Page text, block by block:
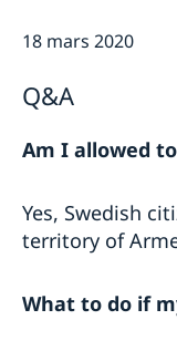
18 mars 2020
Q&A
Am I allowed
Yes, Swedish
territory of
What to do if